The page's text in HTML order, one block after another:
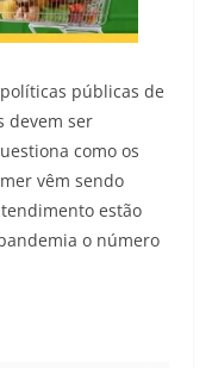
públicas de
devem ser
como os
vêm sendo
estão
o número